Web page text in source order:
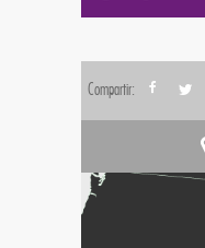
Compartir: